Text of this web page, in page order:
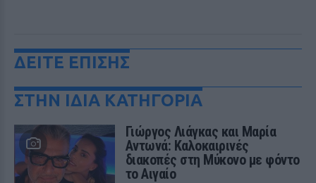
ΔΕΙΤΕ ΕΠΙΣΗΣ
ΣΤΗΝ ΙΔΙΑ ΚΑΤΗΓΟΡΙΑ
Γιώργος Λιάγκας και Μαρία
Αντωνά: Καλοκαιρινές
διακοπές στη Μύκονο με φόντο
το Αιγαίο